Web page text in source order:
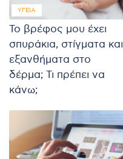
ΥΓΕΊΑ
Το βρέφος μου έχει
σπυράκια, στίγματα και
εξανθήματα στο
δέρμα; Τι πρέπει να
κάνω;